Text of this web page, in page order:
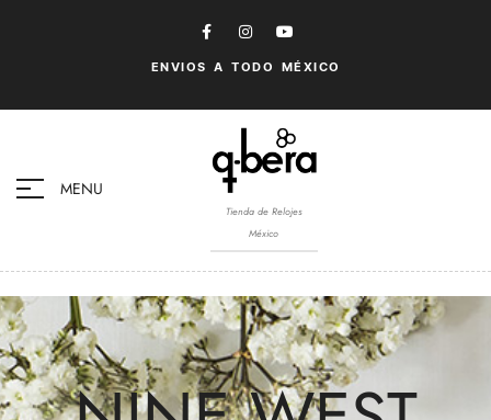
ENVIOS A TODO MÉXICO
MENU
Tienda de Relojes
México